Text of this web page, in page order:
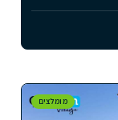
מומלצים